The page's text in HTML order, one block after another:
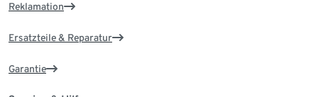
Reklamation
Ersatzteile & Reparatur
Garantie